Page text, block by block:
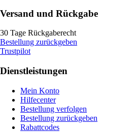
Versand und Rückgabe
30 Tage Rückgaberecht
Bestellung zurückgeben
Trustpilot
Dienstleistungen
Mein Konto
Hilfecenter
Bestellung verfolgen
Bestellung zurückgeben
Rabattcodes